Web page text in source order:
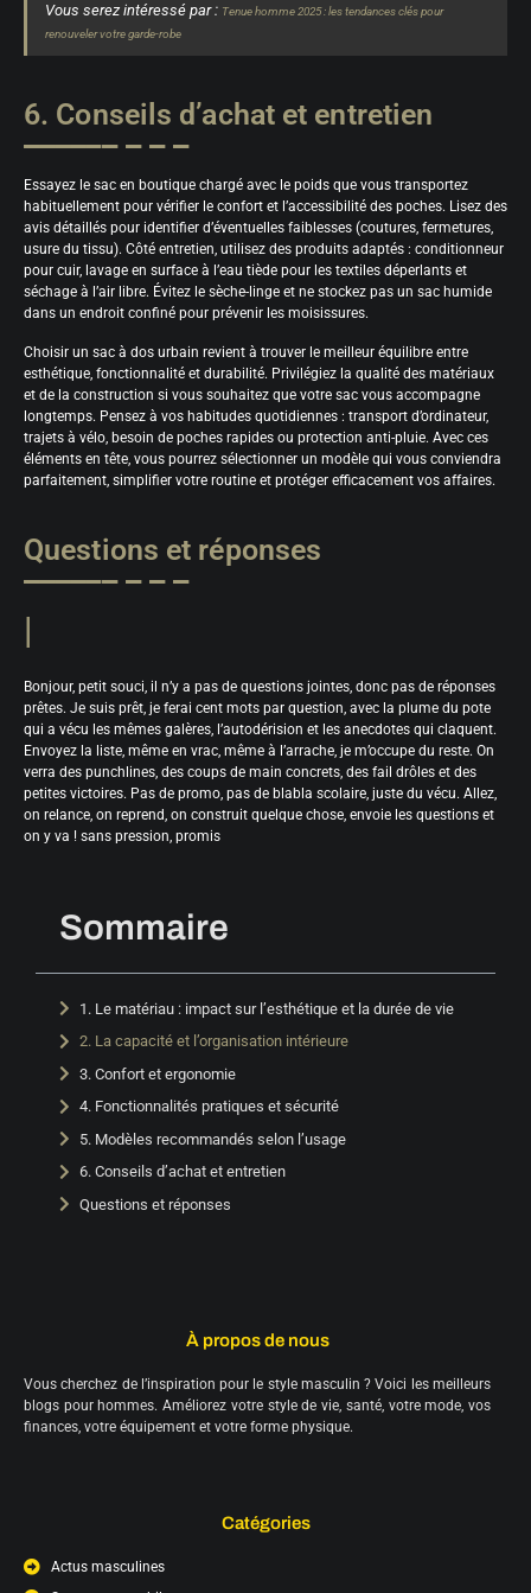
Vous serez intéressé par : Tenue homme 2025 : les tendances clés pour
renouveler votre garde-robe
6. Conseils d’achat et entretien
Essayez le sac en boutique chargé avec le poids que vous transportez
habituellement pour vérifier le confort et l’accessibilité des poches. Lisez des
avis détaillés pour identifier d’éventuelles faiblesses (coutures, fermetures,
usure du tissu). Côté entretien, utilisez des produits adaptés : conditionneur
pour cuir, lavage en surface à l’eau tiède pour les textiles déperlants et
séchage à l’air libre. Évitez le sèche-linge et ne stockez pas un sac humide
dans un endroit confiné pour prévenir les moisissures.
Choisir un sac à dos urbain revient à trouver le meilleur équilibre entre
esthétique, fonctionnalité et durabilité. Privilégiez la qualité des matériaux
et de la construction si vous souhaitez que votre sac vous accompagne
longtemps. Pensez à vos habitudes quotidiennes : transport d’ordinateur,
trajets à vélo, besoin de poches rapides ou protection anti-pluie. Avec ces
éléments en tête, vous pourrez sélectionner un modèle qui vous conviendra
parfaitement, simplifier votre routine et protéger efficacement vos affaires.
Questions et réponses
Bonjour, petit souci, il n’y a pas de questions jointes, donc pas de réponses
prêtes. Je suis prêt, je ferai cent mots par question, avec la plume du pote
qui a vécu les mêmes galères, l’autodérision et les anecdotes qui claquent.
Envoyez la liste, même en vrac, même à l’arrache, je m’occupe du reste. On
verra des punchlines, des coups de main concrets, des fail drôles et des
petites victoires. Pas de promo, pas de blabla scolaire, juste du vécu. Allez,
on relance, on reprend, on construit quelque chose, envoie les questions et
on y va ! sans pression, promis
Sommaire
1. Le matériau : impact sur l’esthétique et la durée de vie
2. La capacité et l’organisation intérieure
3. Confort et ergonomie
4. Fonctionnalités pratiques et sécurité
5. Modèles recommandés selon l’usage
6. Conseils d’achat et entretien
Questions et réponses
À propos de nous
Vous cherchez de l’inspiration pour le style masculin ? Voici les meilleurs
blogs pour hommes. Améliorez votre style de vie, santé, votre mode, vos
finances, votre équipement et votre forme physique.
Catégories
Actus masculines